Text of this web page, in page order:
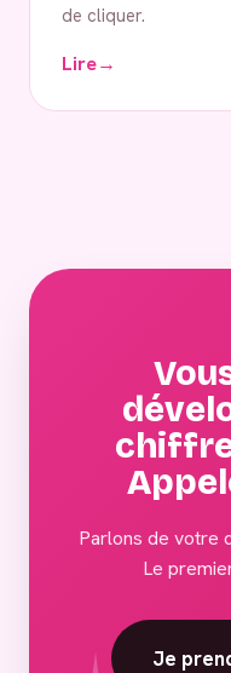
de cliquer.
Lire→
Parlons de votre
Le
Je